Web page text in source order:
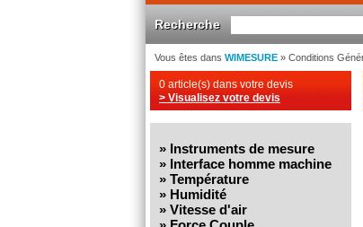
Recherche
Vous êtes dans WIMESURE » Conditions
0 article(s) dans votre devis
> Visualisez votre devis
» Instruments de mesure
» Interface homme machine
» Température
» Humidité
» Vitesse d'air